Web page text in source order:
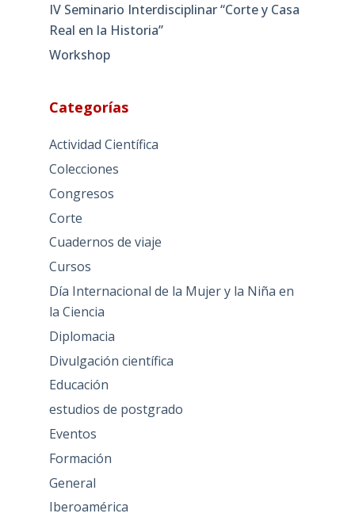
IV Seminario Interdisciplinar “Corte y Casa
Real en la Historia”
Workshop
Categorías
Actividad Científica
Colecciones
Congresos
Corte
Cuadernos de viaje
Cursos
Día Internacional de la Mujer y la Niña en
la Ciencia
Diplomacia
Divulgación científica
Educación
estudios de postgrado
Eventos
Formación
General
Iberoamérica